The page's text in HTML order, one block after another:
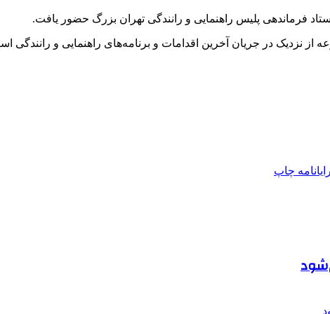
فرماندهی پلیس راهنمایی و رانندگی تهران بزرگ حضور یافت.
نزدیک در جریان آخرین اقدامات و برنامه‌های راهنمایی و رانندگی
رایانامه چاپ